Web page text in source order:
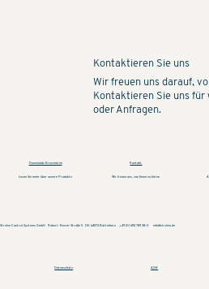
Kontaktieren Sie uns
Wir freuen uns darauf,
Kontaktieren Sie uns
oder Anfragen.
Downloads Broschüren
Lesen Sie mehr über unsere Produkte
Kontakt
Wir freuen uns, von Ihnen zu hören
Strelen Control Systems GmbH Robert-Bosch-Straße 5 DE-64572 Büttelborn +49 (0) 6151 789 38-0 info@strelen.de
Datenschutz AGB